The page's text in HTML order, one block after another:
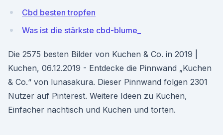
Cbd besten tropfen
Was ist die stärkste cbd-blume_
Die 2575 besten Bilder von Kuchen & Co. in 2019 |
Kuchen, 06.12.2019 - Entdecke die Pinnwand „Kuchen
& Co.“ von lunasakura. Dieser Pinnwand folgen 2301
Nutzer auf Pinterest. Weitere Ideen zu Kuchen,
Einfacher nachtisch und Kuchen und torten.